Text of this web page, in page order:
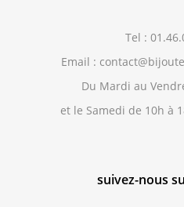
Tel :
Email :
Du Mardi au
et le Samedi de 10h à
suivez-nous